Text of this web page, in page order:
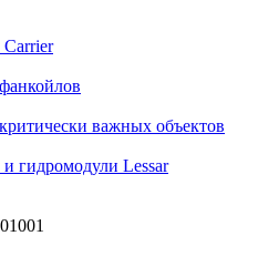
важных объектов
гидромодули Lessar